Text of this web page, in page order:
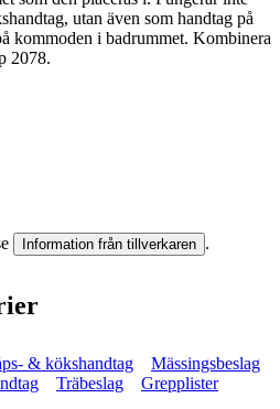
utan även som handtag på
kommoden i badrummet. Kombinera
2078.
Information från tillverkaren .
& kökshandtag
Mässingsbeslag
Träbeslag Grepplister